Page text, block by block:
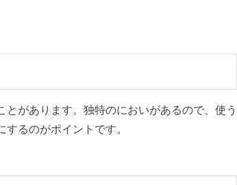
があります。独特のにおいがあるので、使う
るのがポイントです。